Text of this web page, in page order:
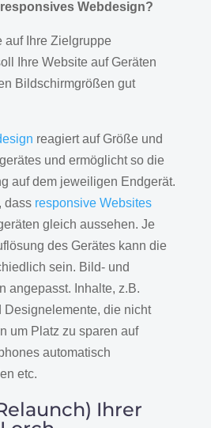
Webdesign?
auf Ihre Zielgruppe
Ihre Website auf Geräten
Bildschirmgrößen gut
reagiert auf Größe und
und ermöglicht so die
auf dem jeweiligen Endgerät.
dass responsive Websites
gleich aussehen. Je
des Gerätes kann die
sein. Bild- und
angepasst. Inhalte, z.B.
die nicht
um Platz zu sparen auf
automatisch
etc.
Ihrer